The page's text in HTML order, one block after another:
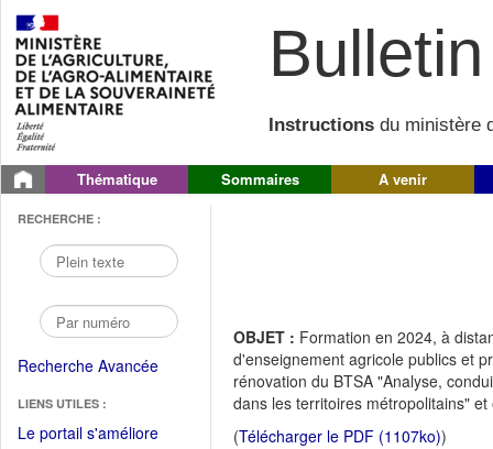
Instructions du ministère
Thématique Sommaires A venir
RECHERCHE :
Recherche Avancée
LIENS UTILES :
Le portail s'améliore(Fichier
OBJET : Formation en 2024, à
d'enseignement agricole publics et
rénovation du BTSA "Analyse,
dans les territoires métropolitains"
(Télécharger le PDF (1107ko))